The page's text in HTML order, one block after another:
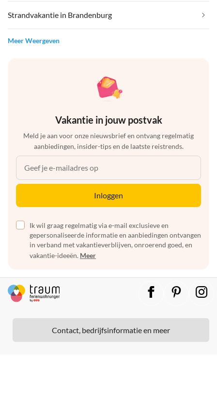
Strandvakantie in Brandenburg
Meer Weergeven
Vakantie in jouw postvak
Meld je aan voor onze nieuwsbrief en ontvang regelmatig
aanbiedingen, insider-tips en de laatste reistrends.
Inloggen
Ik wil graag regelmatig via e-mail exclusieve en
gepersonaliseerde informatie en aanbiedingen ontvangen
in verband met vakantieverblijven, onroerend goed, en
vakantie-ideeën. Meer
Contact, bedrijfsinformatie en meer